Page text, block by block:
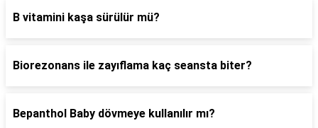
B vitamini kaşa sürülür mü?
Biorezonans ile zayıflama kaç seansta biter?
Bepanthol Baby dövmeye kullanılır mı?